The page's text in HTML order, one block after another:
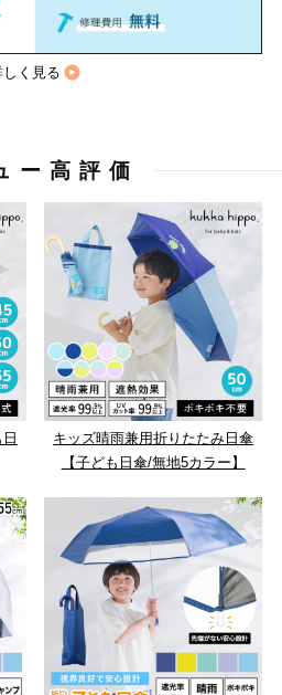
しく見る
ー高評価
キッズ晴雨兼用折りたたみ日傘
【子ども日傘/無地5カラー】